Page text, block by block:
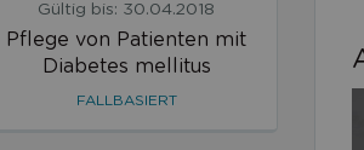
Gültig bis: 30.04.2018
Pflege von Patienten mit
Diabetes mellitus
FALLBASIERT